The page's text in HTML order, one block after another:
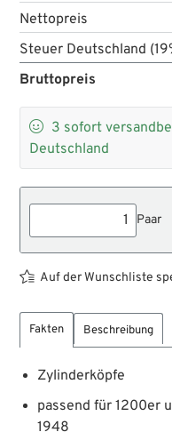
Nettopreis
Steuer Deutschland
Bruttopreis
 3 sofort
Deutschland
Paar
Auf der Wunschliste
Fakten Beschreibung
Zylinderköpfe
passend für 1200er
1948